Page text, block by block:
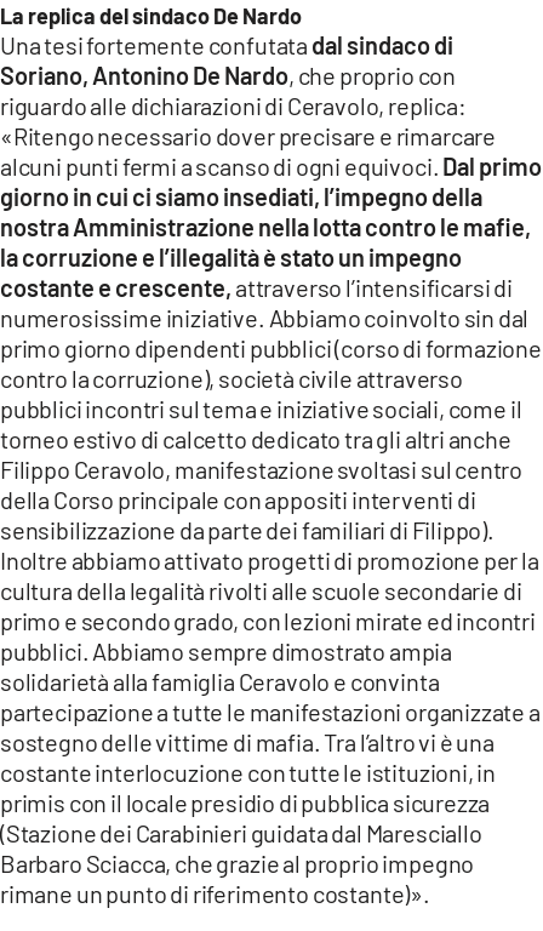
APPLE
La replica del sindaco De Nardo
Una tesi fortemente confutata dal sindaco di
Soriano, Antonino De Nardo, che proprio con
riguardo alle dichiarazioni di Ceravolo, replica:
«Ritengo necessario dover precisare e rimarcare
alcuni punti fermi a scanso di ogni equivoci. Dal primo
giorno in cui ci siamo insediati, l’impegno della
nostra Amministrazione nella lotta contro le mafie,
la corruzione e l’illegalità è stato un impegno
costante e crescente, attraverso l’intensificarsi di
numerosissime iniziative. Abbiamo coinvolto sin dal
primo giorno dipendenti pubblici (corso di formazione
contro la corruzione), società civile attraverso
pubblici incontri sul tema e iniziative sociali, come il
torneo estivo di calcetto dedicato tra gli altri anche
Filippo Ceravolo, manifestazione svoltasi sul centro
della Corso principale con appositi interventi di
sensibilizzazione da parte dei familiari di Filippo).
Inoltre abbiamo attivato progetti di promozione per la
cultura della legalità rivolti alle scuole secondarie di
primo e secondo grado, con lezioni mirate ed incontri
pubblici. Abbiamo sempre dimostrato ampia
solidarietà alla famiglia Ceravolo e convinta
partecipazione a tutte le manifestazioni organizzate a
sostegno delle vittime di mafia. Tra l’altro vi è una
costante interlocuzione con tutte le istituzioni, in
primis con il locale presidio di pubblica sicurezza
(Stazione dei Carabinieri guidata dal Maresciallo
Barbaro Sciacca, che grazie al proprio impegno
rimane un punto di riferimento costante)».